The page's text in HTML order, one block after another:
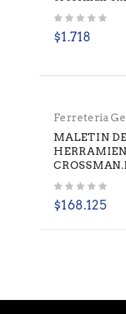
$1.718
Ferretería
MALETIN
$168.125